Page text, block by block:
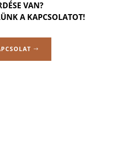
VAN?
A KAPCSOLATOT!